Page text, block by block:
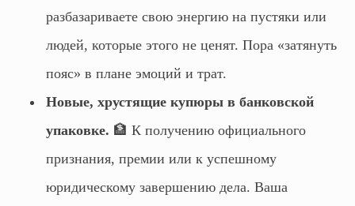
разбазариваете свою энергию на пустяки или
людей, которые этого не ценят. Пора «затянуть
пояс» в плане эмоций и трат.
Новые, хрустящие купюры в банковской
упаковке. 🏦 К получению официального
признания, премии или к успешному
юридическому завершению дела. Ваша